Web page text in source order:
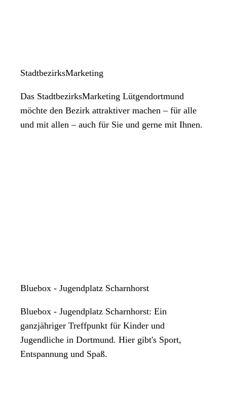
StadtbezirksMarketing
Das StadtbezirksMarketing Lütgendortmund
möchte den Bezirk attraktiver machen – für alle
und mit allen – auch für Sie und gerne mit Ihnen.
Bluebox - Jugendplatz Scharnhorst
Bluebox - Jugendplatz Scharnhorst: Ein
ganzjähriger Treffpunkt für Kinder und
Jugendliche in Dortmund. Hier gibt's Sport,
Entspannung und Spaß.